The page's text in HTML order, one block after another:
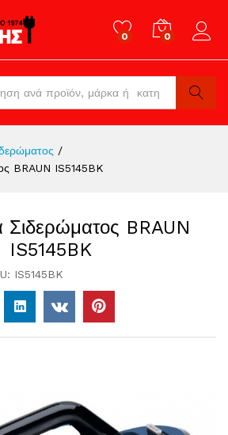
0 0
Search
/
BRAUN IS5145BK
Σιδερώματος BRAUN
IS5145BK
IS5145BK